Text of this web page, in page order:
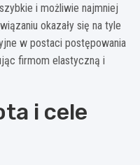
i możliwie najmniej
okazały się na tyle
w postaci postępowania
firmom elastyczną i
i cele